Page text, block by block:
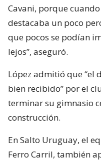
Cavani, porque
destacaba un poco
que pocos se podían
lejos”, aseguró.
López admitió que “el
bien recibido” por el
terminar su gimnasio
construcción.
En Salto Uruguay, el
Ferro Carril, también